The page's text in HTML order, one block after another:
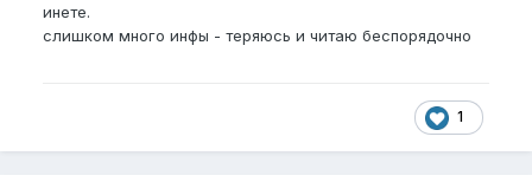
инете.
слишком много инфы - теряюсь и читаю беспорядочно
1